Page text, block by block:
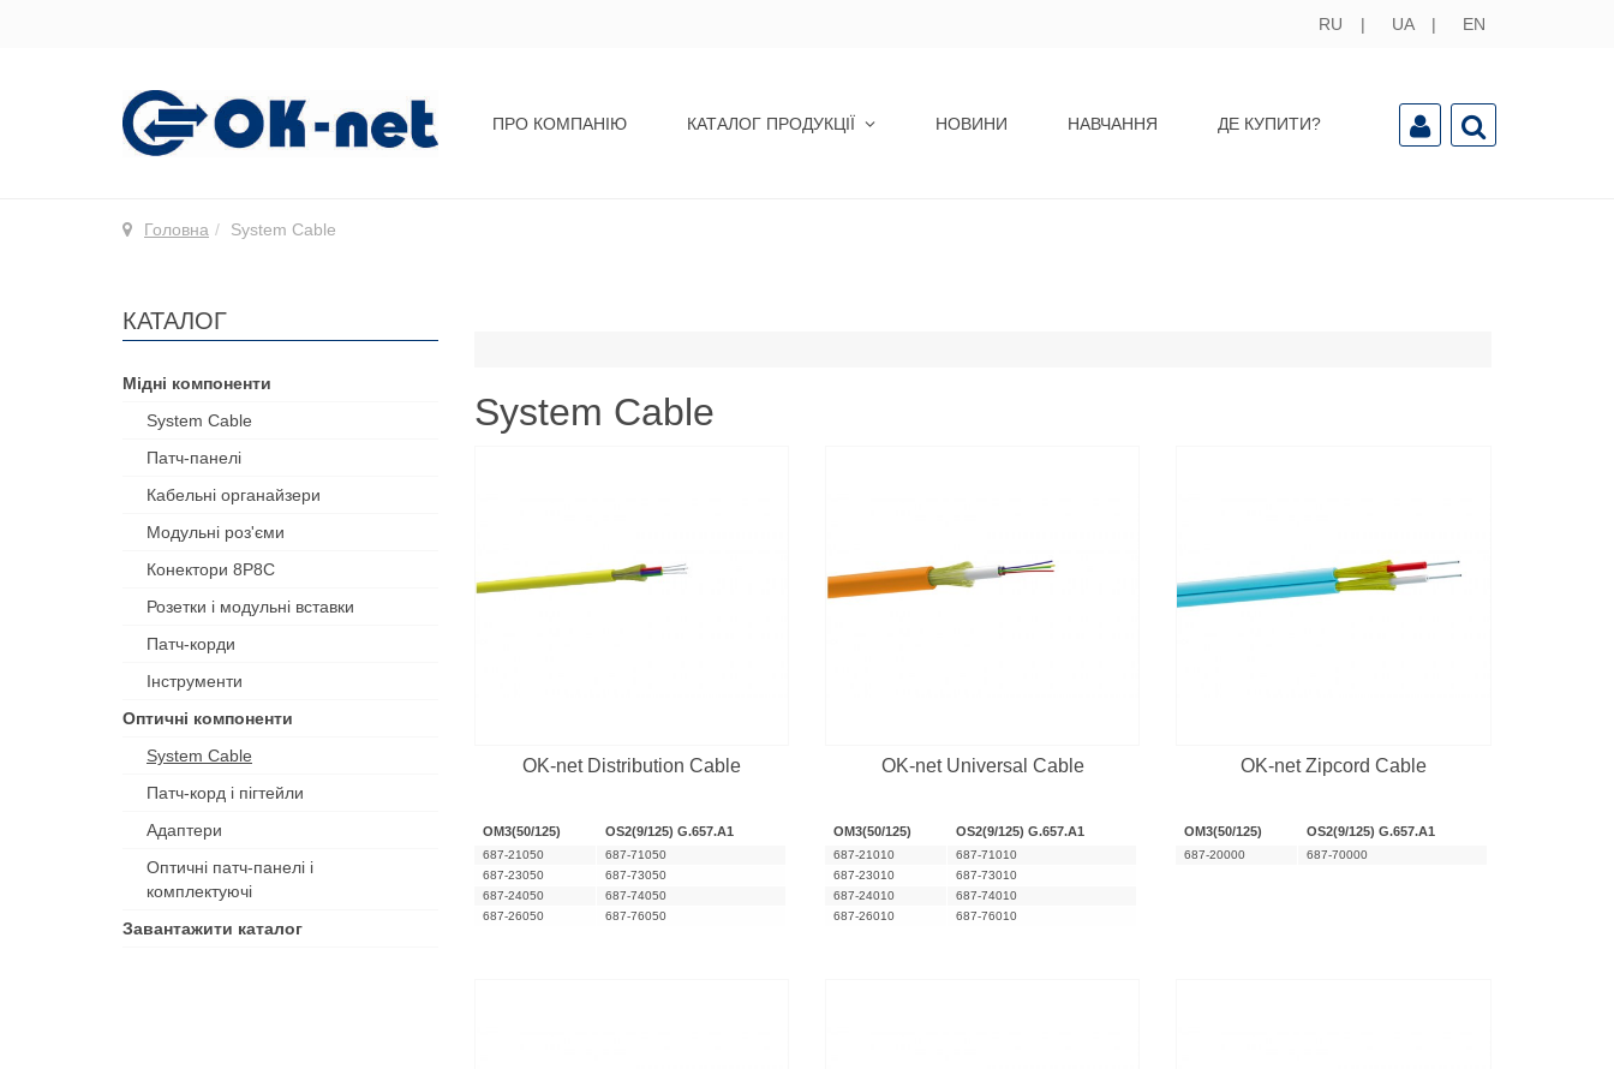
RU UA EN
ПРО КОМПАНІЮ КАТАЛОГ ПРОДУКЦІЇ НОВИНИ НАВЧАННЯ ДЕ КУПИТИ?
Головна System Cable
System Cable
OK-net Distribution Cable
OM3(50/125) OS2(9/125) G.657.A1
687-21050
687-71050
687-23050
687-73050
687-24050
687-74050
687-26050
687-76050
OK-net Universal Cable
OM3(50/125) OS2(9/125) G.657.A1
687-21010
687-71010
687-23010
687-73010
687-24010
687-74010
687-26010
687-76010
OK-net Zipcord Cable
OM3(50/125) OS2(9/125) G.657.A1
687-20000 687-70000
КАТАЛОГ
Мідні компоненти
System Cable
Патч-панелі
Кабельні органайзери
Модульні роз'єми
Конектори 8P8C
Розетки і модульні вставки
Патч-корди
Інструменти
Оптичні компоненти
System Cable
Патч-корд і пігтейли
Адаптери
Оптичні патч-панелі і
комплектуючі
Завантажити каталог